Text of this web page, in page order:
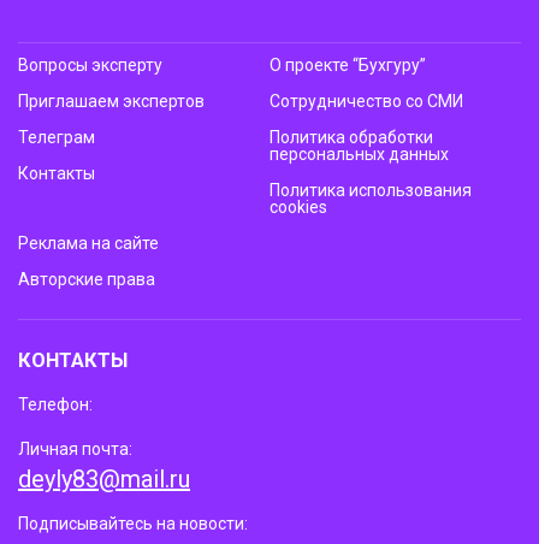
Вопросы эксперту
Приглашаем экспертов
Телеграм
Контакты
О проекте “Бухгуру”
Сотрудничество со СМИ
Политика обработки
персональных данных
Политика использования
cookies
Реклама на сайте
Авторские права
КОНТАКТЫ
Телефон:
Личная почта:
deyly83@mail.ru
Подписывайтесь на новости: